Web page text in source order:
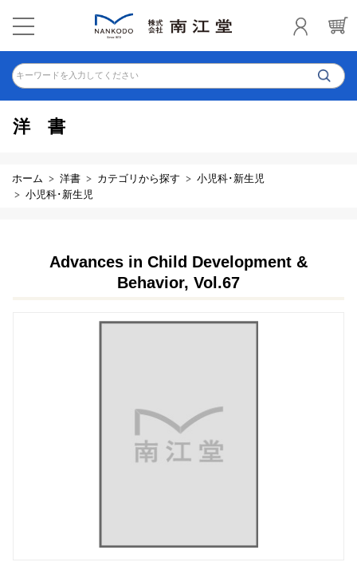
キーワードを入力してください
洋書
ホーム 洋書 カテゴリから探す
小児科･新生児
小児科･新生児
Advances in Child Development &
Behavior, Vol.67